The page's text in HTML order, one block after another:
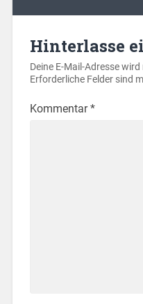
Hinterlasse
Deine E-Mail-Adresse
Erforderliche Felder sind
Kommentar*